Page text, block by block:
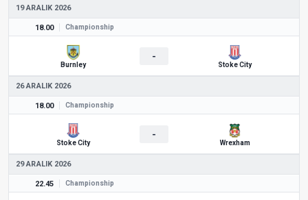
19 ARALIK 2026
18.00 Championship
Burnley
-
Stoke City
26 ARALIK 2026
18.00 Championship
Stoke City
-
Wrexham
29 ARALIK 2026
22.45 Championship